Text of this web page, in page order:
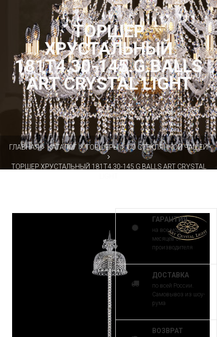
ТОРШЕР
ХРУСТАЛЬНЫЙ
181T4.30-145.G.BALLS
ART CRYSTAL LIGHT
ГЛАВНАЯ КАТАЛОГ ТОРШЕРЫ СО СТЕКЛЯННОЙ ЧАШЕЙ
ТОРШЕР ХРУСТАЛЬНЫЙ 181T4.30-145.G.BALLS ART CRYSTAL
ГАРАНТИЯ
на все модели 30
месяцев от
производителя
ДОСТАВКА
по всей России.
Самовывоз из шоу-
рума
ВОЗВРАТ